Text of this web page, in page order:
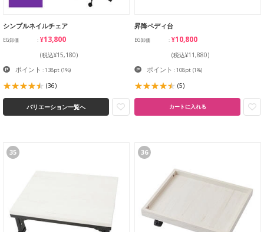
シンプルネイルチェア
EG卸価 ¥13,800
(税込¥15,180)
ポイント : 138pt (1%)
(36)
バリエーション一覧へ
昇降ペディ台
EG卸価 ¥10,800
(税込¥11,880)
ポイント : 108pt (1%)
(5)
カートに入れる
35 36